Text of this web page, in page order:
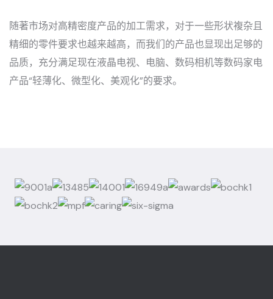
随著市场对高精密度产品的加工需求，对于一些形状複杂且
精细的零件要求也越来越高，而我们的产品也显现出足够的
品质，充分满足现在液晶电视、电脑、数码相机等数码家电
产品“轻薄化、微型化、美观化”的要求。